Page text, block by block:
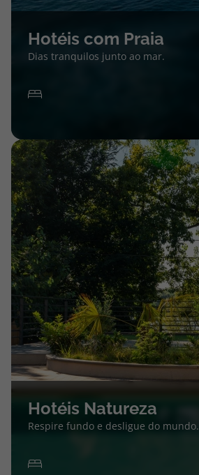
Hotéis com Praia
Dias tranquilos junto ao mar.
Hotéis Natureza
Respire fundo e desligue do mundo.